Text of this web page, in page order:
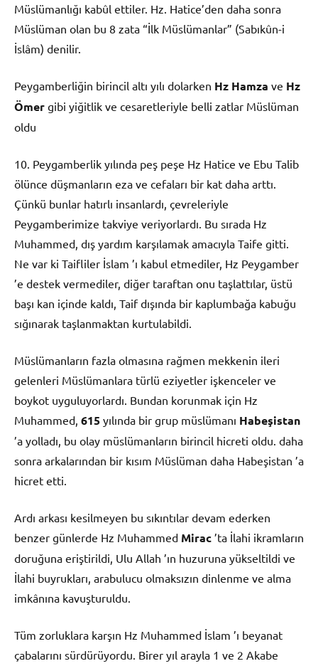
Müslümanlığı kabûl ettiler. Hz. Hatice’den daha sonra
Müslüman olan bu 8 zata “İlk Müslümanlar” (Sabıkûn-i
İslâm) denilir.
Peygamberliğin birincil altı yılı dolarken Hz Hamza ve Hz
Ömer gibi yiğitlik ve cesaretleriyle belli zatlar Müslüman
oldu
10. Peygamberlik yılında peş peşe Hz Hatice ve Ebu Talib
ölünce düşmanların eza ve cefaları bir kat daha arttı.
Çünkü bunlar hatırlı insanlardı, çevreleriyle
Peygamberimize takviye veriyorlardı. Bu sırada Hz
Muhammed, dış yardım karşılamak amacıyla Taife gitti.
Ne var ki Taifliler İslam ’ı kabul etmediler, Hz Peygamber
’e destek vermediler, diğer taraftan onu taşlattılar, üstü
başı kan içinde kaldı, Taif dışında bir kaplumbağa kabuğu
sığınarak taşlanmaktan kurtulabildi.
Müslümanların fazla olmasına rağmen mekkenin ileri
gelenleri Müslümanlara türlü eziyetler işkenceler ve
boykot uyguluyorlardı. Bundan korunmak için Hz
Muhammed, 615 yılında bir grup müslümanı Habeşistan
’a yolladı, bu olay müslümanların birincil hicreti oldu. daha
sonra arkalarından bir kısım Müslüman daha Habeşistan ’a
hicret etti.
Ardı arkası kesilmeyen bu sıkıntılar devam ederken
benzer günlerde Hz Muhammed Mirac ’ta İlahi ikramların
doruğuna eriştirildi, Ulu Allah ’ın huzuruna yükseltildi ve
İlahi buyrukları, arabulucu olmaksızın dinlenme ve alma
imkânına kavuşturuldu.
Tüm zorluklara karşın Hz Muhammed İslam ’ı beyanat
çabalarını sürdürüyordu. Birer yıl arayla 1 ve 2 Akabe